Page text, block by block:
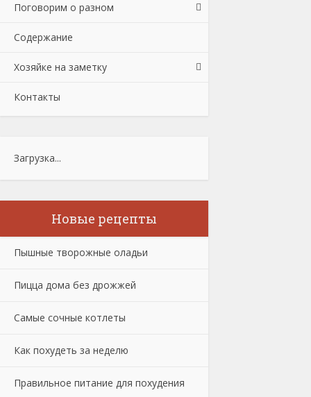
Поговорим о разном
Содержание
Хозяйке на заметку
Контакты
Загрузка...
Новые рецепты
Пышные творожные оладьи
Пицца дома без дрожжей
Самые сочные котлеты
Как похудеть за неделю
Правильное питание для похудения